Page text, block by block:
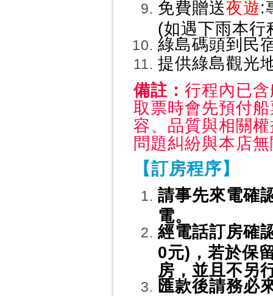
免費贈送夜遊:
(如遇下雨本行
綠島碼頭到民
提供綠島觀光
備註： 行程內已
取票時會先預付
容、品質與相關
問題糾紛與本店
【訂房程序】
請事先來電確
電。
經電話訂房確
0元)，若於保
房，並且不另
匯款後請務